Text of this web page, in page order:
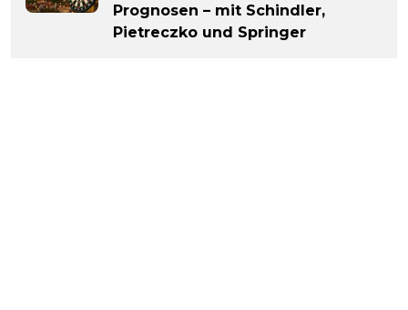
Prognosen – mit Schindler,
Pietreczko und Springer